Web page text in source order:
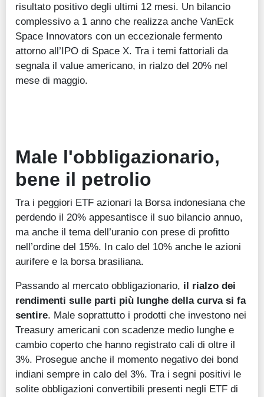
risultato positivo degli ultimi 12 mesi. Un bilancio
complessivo a 1 anno che realizza anche VanEck
Space Innovators con un eccezionale fermento
attorno all’IPO di Space X. Tra i temi fattoriali da
segnala il value americano, in rialzo del 20% nel
mese di maggio.
Male l'obbligazionario,
bene il petrolio
Tra i peggiori ETF azionari la Borsa indonesiana che
perdendo il 20% appesantisce il suo bilancio annuo,
ma anche il tema dell’uranio con prese di profitto
nell’ordine del 15%. In calo del 10% anche le azioni
aurifere e la borsa brasiliana.
Passando al mercato obbligazionario, il rialzo dei
rendimenti sulle parti più lunghe della curva si fa
sentire. Male soprattutto i prodotti che investono nei
Treasury americani con scadenze medio lunghe e
cambio coperto che hanno registrato cali di oltre il
3%. Prosegue anche il momento negativo dei bond
indiani sempre in calo del 3%. Tra i segni positivi le
solite obbligazioni convertibili presenti negli ETF di